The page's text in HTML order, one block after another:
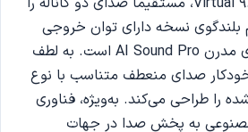
نسخه دارای توان خروجی
20 وات همراه با فناوری مدرن AI Sound Pro است. به لطف
صدای منعطف متناسب با نوع
را طراحی می‌کند. به‌ویژه، فناوری
به پخش صدا در جهات